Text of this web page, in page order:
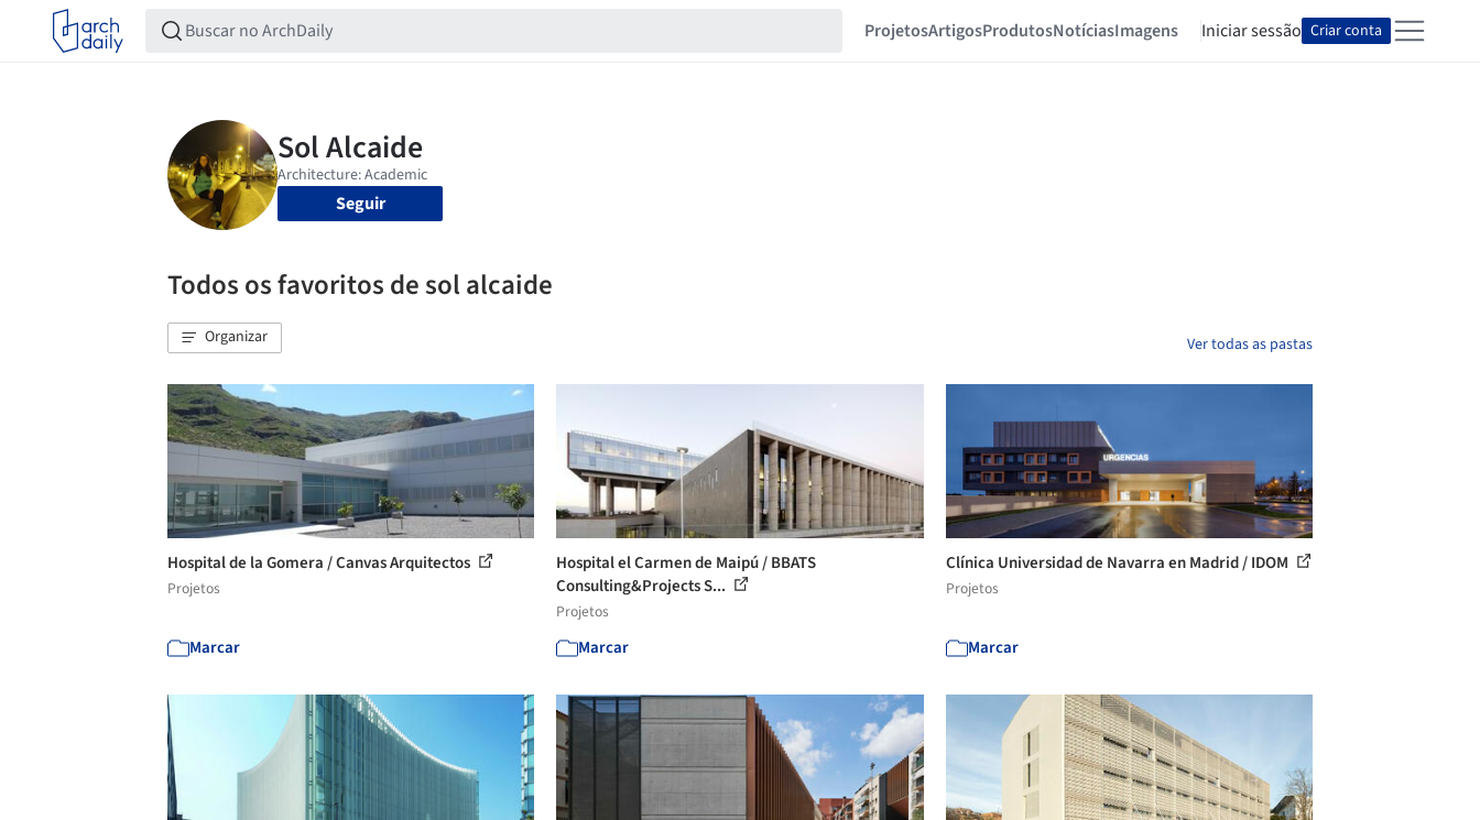
ProjetosArtigosProdutosNotíciasImagens Iniciar sessão Criar conta
Seguir
Todos os favoritos de sol alcaide
Organizar Ver todas as pastas
Hospital de la Gomera / Canvas Arquitectos
Projetos
Marcar
Hospital el Carmen de Maipú / BBATS
Consulting&Projects S...
Projetos
Marcar
Clínica Universidad de Navarra en Madrid / IDOM
Projetos
Marcar